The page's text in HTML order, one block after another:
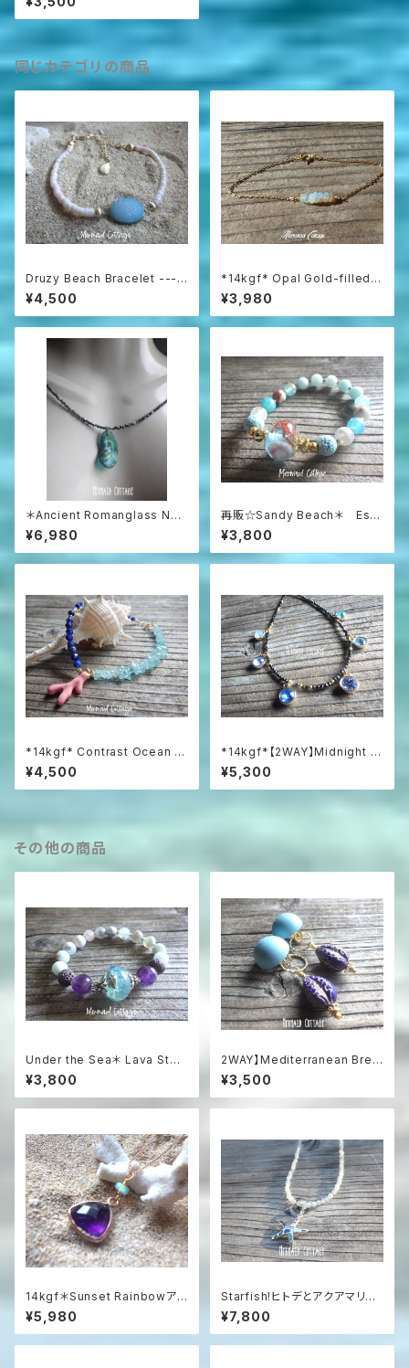
レット
同じカテゴリの商品
Druzy Beach Bracelet ---b
lue druzy & shell
¥4,500
*14kgf* Opal Gold-filled B
racelet
¥3,980
＊Ancient Romanglass Nec
klace3WAY☆ローマングラス
ブラックスピネルネックレス☆ユ
ニセックス☆
¥6,980
再販☆Sandy Beach＊ Ess
ential Oil Diffuser Bracelet
¥3,800
*14kgf* Contrast Ocean Br
acelet 海のコントラスト☆ハ
ーフ＆ハーフブレスレット
¥4,500
*14kgf*【2WAY】Midnight O
cean Mosaic：ブラックスピネ
ルと6色スワロフスキーのネック
レス
¥5,300
その他の商品
Under the Sea＊ Lava Ston
e Aroma Essential Oil Diffu
ser Bracelet☆海のアロマブ
レスレット
¥3,800
2WAY】Mediterranean Bree
ze 2-Way Clip-On Earrings
地中海ブルーのステートメン
トイヤリング
¥3,500
14kgf＊Sunset Rainbowアメ
ジストと虹色オパールの夕暮れ
ネックレス（14KGFローズゴー
ルド）
¥5,980
Starfish!ヒトデとアクアマリン
のネックレス sv925
¥7,800